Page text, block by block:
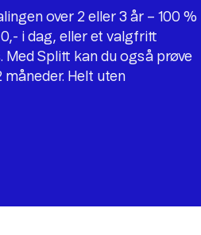
over 2 eller 3 år – 100 %
i dag, eller et valgfritt
Med Splitt kan du også prøve
Helt uten